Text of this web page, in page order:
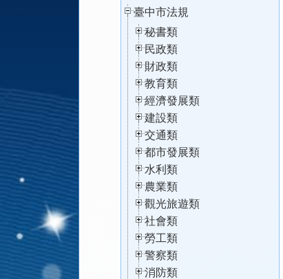
臺中市法規
秘書類
民政類
財政類
教育類
經濟發展類
建設類
交通類
都市發展類
水利類
農業類
觀光旅遊類
社會類
勞工類
警察類
消防類